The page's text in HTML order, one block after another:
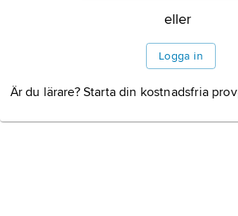
eller
Logga in
Är du lärare? Starta din kostnadsfria